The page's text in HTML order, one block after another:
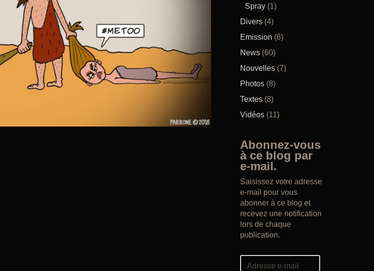
Spray (1)
Divers (4)
Emission (8)
News (60)
Nouvelles (7)
Photos (8)
Textes (8)
Vidéos (11)
Abonnez-vous
à ce blog par
e-mail.
Saisissez votre adresse
e-mail pour vous
abonner à ce blog et
recevez une notification
lors de chaque
publication.